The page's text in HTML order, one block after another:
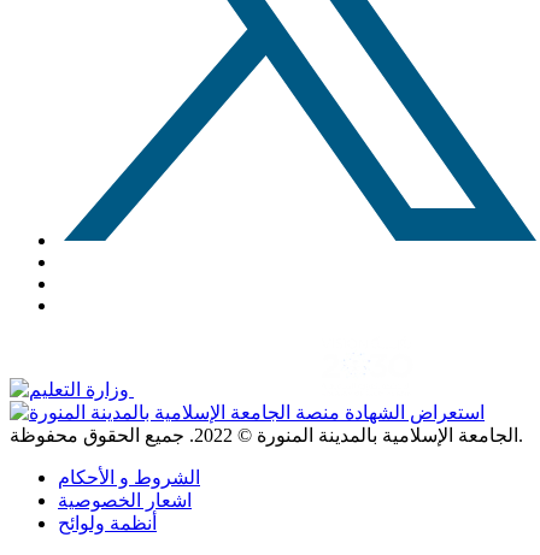
الجامعة الإسلامية بالمدينة المنورة © 2022 . جميع الحقوق محفوظة.
الشروط و الأحكام
اشعار الخصوصية
أنظمة ولوائح